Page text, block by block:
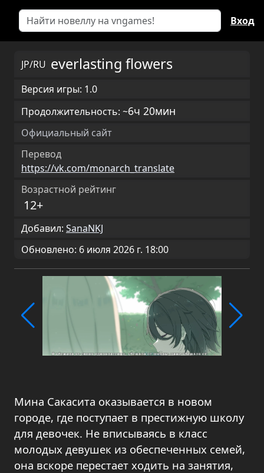
Вход
JP/RU everlasting flowers
Версия игры: 1.0
Продолжительность: ~6ч 20мин
Официальный сайт
Перевод
https://vk.com/monarch_translate
Возрастной рейтинг
12+
Добавил: SanaNKJ
Обновлено: 6 июля 2026 г. 18:00
Мина Сакасита оказывается в новом
городе, где поступает в престижную школу
для девочек. Не вписываясь в класс
молодых девушек из обеспеченных семей,
она вскоре перестает ходить на занятия,